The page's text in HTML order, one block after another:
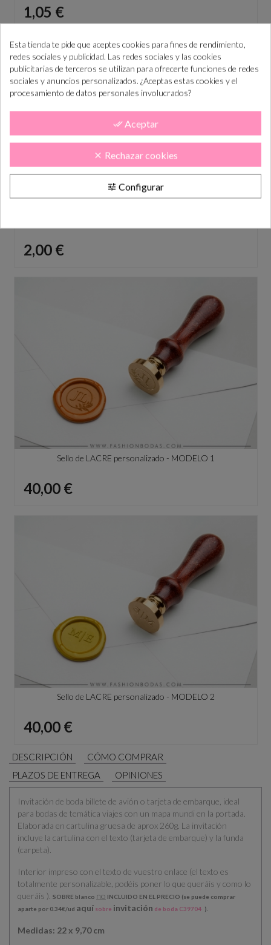
Precio
1,05 €
Precio
2,00 €
Sello de LACRE personalizado - MODELO 1
Precio
40,00 €
Sello de LACRE personalizado - MODELO 2
Precio
40,00 €
DESCRIPCIÓN
CÓMO COMPRAR
PLAZOS DE ENTREGA
OPINIONES
Invitación de boda billete de avión o tarjeta de embarque, ideal
para bodas de temática viajes con un mapa mundi en la portada.
Elaborada en cartulina gruesa de aprox 260g. La invitación
incluye la cartulina con el texto (tarjeta de embarque) y la funda
(carpeta).
Interior impreso con el texto de vuestro enlace (el texto es
totalmente personalizable, podéis poner lo que queráis y como lo
queráis ). SOBRE blanco no INCLUIDO EN EL PRECIO (se puede comprar
aparte por 0.34€/ud aquí sobre invitación de boda C39704 ).
Medidas: 22 x 9,70 cm
Esta tienda te pide que aceptes cookies para fines de rendimiento,
redes sociales y publicidad. Las redes sociales y las cookies
publicitarias de terceros se utilizan para ofrecerte funciones de redes
sociales y anuncios personalizados. ¿Aceptas estas cookies y el
procesamiento de datos personales involucrados?
done_all Aceptar
clear Rechazar cookies
tune Configurar